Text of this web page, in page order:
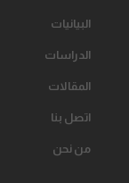
البیانیات
الدراسات
المقالات
اتصل بنا
من نحن